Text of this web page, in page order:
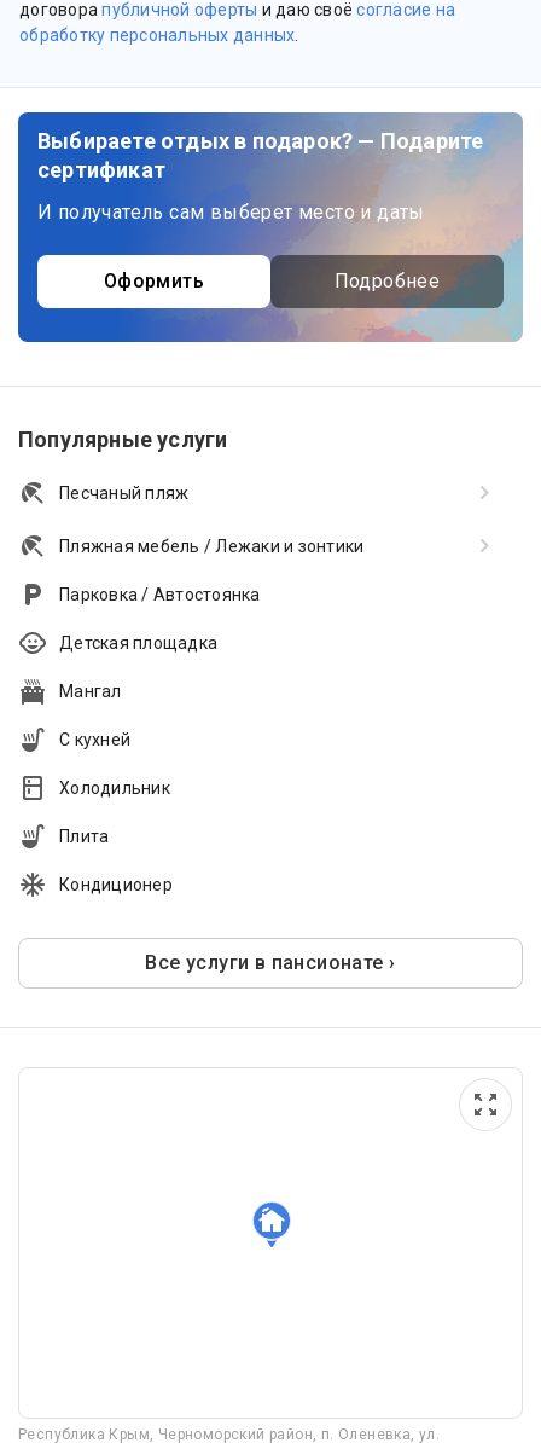
договорапубличной оферты и даю своёсогласие на
обработку персональных данных
Выбираете отдых в подарок? — Подарите
сертификат
И получатель сам выберет место и даты
Оформить Подробнее
Популярные услуги
Песчаный пляж
Пляжная мебель / Лежаки и зонтики
Парковка / Автостоянка
Детская площадка
Мангал
С кухней
Холодильник
Плита
Кондиционер
Все услуги в пансионате ›
Республика Крым, Черноморский район, п. Оленевка, ул.